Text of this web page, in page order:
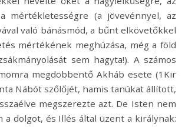
mértékletességre (a jövevénnyel, az
való bánásmód, a bűnt elkövetőkkel
mértékének meghúzása, még a föld
sem hagyta!). A számos
megdöbbentő Akháb esete (1Kir
Nábót szőlőjét, hamis tanúkat állított,
megszerezte azt. De Isten nem
a dolgot, és Illés által üzent a királynak: